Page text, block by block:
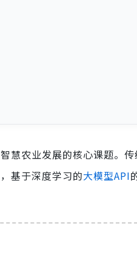
慧农业发展的核心课题。
基于深度学习的大模型API